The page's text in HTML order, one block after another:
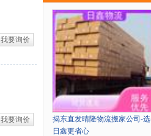
我要询价
我要询价
揭东直发晴隆物流搬家公司-选
日鑫更省心